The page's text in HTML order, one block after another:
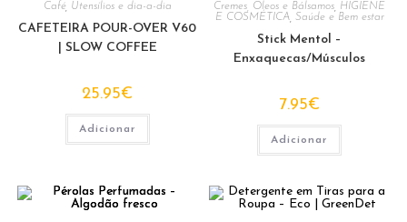
Café, Utensílios e dia-a-dia
CAFETEIRA POUR-OVER V60
| SLOW COFFEE
25.95€
Adicionar
Cremes, Óleos e Bálsamos HIGIENE
E COSMÉTICA, Saúde e Bem estar
Stick Mentol –
Enxaquecas/Músculos
7.95€
Adicionar